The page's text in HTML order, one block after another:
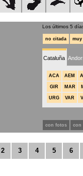
Los últimos 5
no citada muy
Cataluña
ACA AEM
GIR MAR
URG VAR
con fotos con
2 3 4 5 6